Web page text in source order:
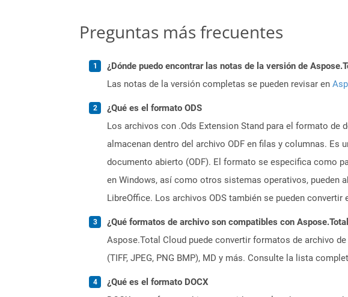
Preguntas más frecuentes
¿Dónde puedo encontrar las notas de la versión de
Las notas de la versión completas se pueden revisar en
¿Qué es el formato ODS
Los archivos con .Ods Extension Stand para el formato
almacenan dentro del archivo ODF en filas y columnas.
documento abierto (ODF). El formato se especifica como
en Windows, así como otros sistemas operativos, pueden
LibreOffice. Los archivos ODS también se pueden
¿Qué formatos de archivo son compatibles con
Aspose.Total Cloud puede convertir formatos de archivo
(TIFF, JPEG, PNG BMP), MD y más. Consulte la lista
¿Qué es el formato DOCX